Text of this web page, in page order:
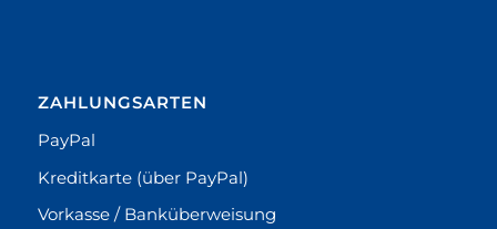
ZAHLUNGSARTEN
PayPal
Kreditkarte (über PayPal)
Vorkasse / Banküberweisung